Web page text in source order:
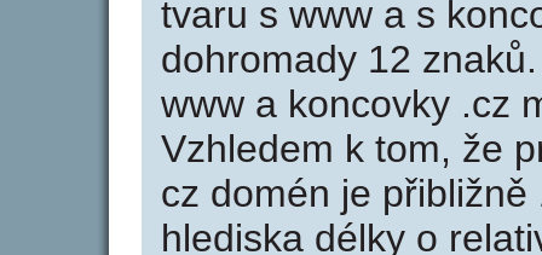
tvaru s www a s
dohromady 12
www a koncovky .cz
Vzhledem k tom, že
cz domén je
hlediska délky o